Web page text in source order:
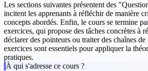
Les sections suivantes présentent des "
incitent les apprenants à réfléchir de manière
concepts abordés. Enfin, le cours se termine
exercices, qui propose des tâches concrètes à
déclarer des pointeurs ou traiter des chaînes de
exercices sont essentiels pour appliquer la
pratiques.
À qui s'adresse ce cours ?